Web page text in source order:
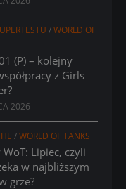
/WORLD OF
(P) – kolejny
z Girls
2026
/WORLD OF TANKS
Lipiec, czyli
w najbliższym
grze?